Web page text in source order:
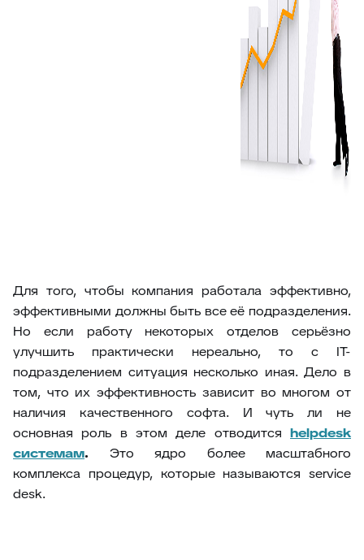
Для того, чтобы компания работала эффективно,
эффективными должны быть все её подразделения.
Но если работу некоторых отделов серьёзно
улучшить практически нереально, то с IT-
подразделением ситуация несколько иная. Дело в
том, что их эффективность зависит во многом от
наличия качественного софта. И чуть ли не
основная роль в этом деле отводится helpdesk
системам. Это ядро более масштабного
комплекса процедур, которые называются service
desk.